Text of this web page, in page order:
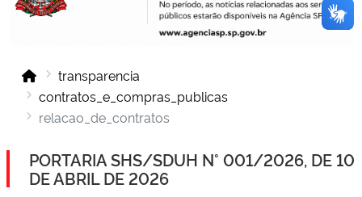
transparencia
contratos_e_compras_publicas
relacao_de_contratos
PORTARIA SHS/SDUH N° 001/2026, DE 10
DE ABRIL DE 2026